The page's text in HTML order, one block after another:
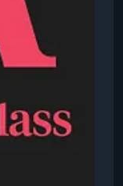
00:04:26
00:08:16